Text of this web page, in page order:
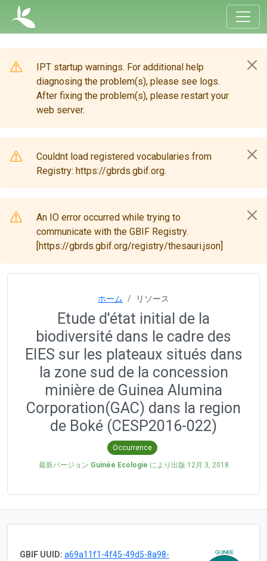
IPT startup warnings. For additional help
diagnosing the problem(s), please see logs.
After fixing the problem(s), please restart your
web server.
Couldnt load registered vocabularies from
Registry: https://gbrds.gbif.org.
An IO error occurred while trying to
communicate with the GBIF Registry.
[https://gbrds.gbif.org/registry/thesauri.json]
ホーム リソース
Etude d'état initial de la
biodiversité dans le cadre des
EIES sur les plateaux situés dans
la zone sud de la concession
minière de Guinea Alumina
Corporation(GAC) dans la region
de Boké (CESP2016-022)
Occurrence
最新バージョン Guinée Ecologie により出版 12月 3, 2018
GBIF UUID: a69a11f1-4f45-49d5-8a98-